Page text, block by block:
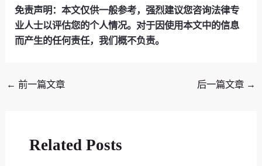
免责声明：本文仅供一般参考，强烈建议您咨询法律专
业人士以评估您的个人情况。对于因使用本文中的信息
而产生的任何责任，我们概不负责。
← 前一篇文章 后一篇文章 →
Related Posts